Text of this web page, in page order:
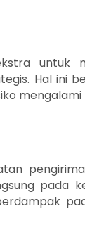
untuk
Hal ini
pada